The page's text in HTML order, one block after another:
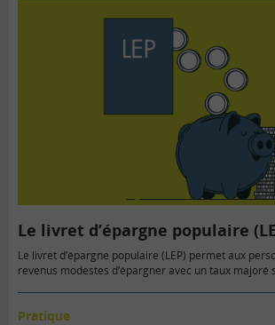
Le livret d’épargne populaire
Le livret d’épargne populaire (LEP) permet aux
revenus modestes d’épargner avec un taux majoré
Pratique